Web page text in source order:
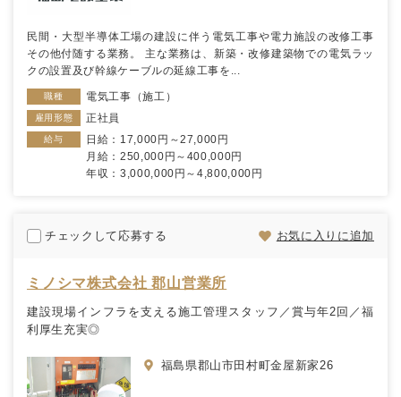
民間・大型半導体工場の建設に伴う電気工事や電力施設の改修工事
その他付随する業務。 主な業務は、新築・改修建築物での電気ラッ
クの設置及び幹線ケーブルの延線工事を...
職種 電気工事（施工）
雇用形態 正社員
給与
日給：17,000円～27,000円
月給：250,000円～400,000円
年収：3,000,000円～4,800,000円
チェックして応募する お気に入りに追加
ミノシマ株式会社 郡山営業所
建設現場インフラを支える施工管理スタッフ／賞与年2回／福
利厚生充実◎
福島県郡山市田村町金屋新家26